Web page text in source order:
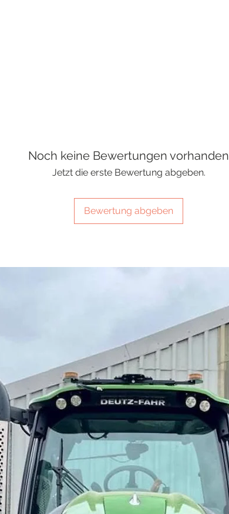
Noch keine Bewertungen vorhanden
Jetzt die erste Bewertung abgeben.
Bewertung abgeben